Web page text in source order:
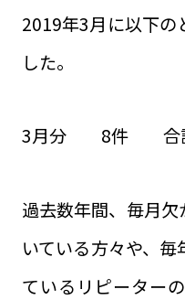
2019年3月に以下の
した。
3月分 8件 合
過去数年間、毎月
いている方々や、
ているリピーター